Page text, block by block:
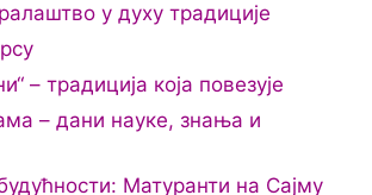
у духу традиције
– традиција која повезује
– дани науке, знања и
Матуранти на Сајму